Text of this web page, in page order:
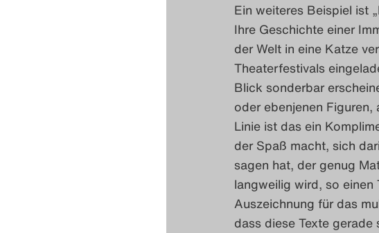
Ein weiteres Beispiel ist
Ihre Geschichte einer
der Welt in eine Katze
Theaterfestivals
Blick sonderbar
oder ebenjenen
Linie ist das ein
der Spaß macht, sich
sagen hat, der genug
langweilig wird, so einen
Auszeichnung für das
dass diese Texte